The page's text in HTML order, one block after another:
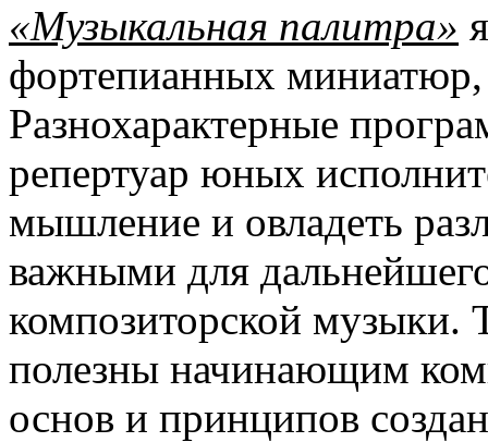
«Музыкальная палитра»
фортепианных миниатюр,
Разнохарактерные
репертуар юных
мышление и овладеть
важными для
композиторской музыки.
полезны начинающим
основ и принципов